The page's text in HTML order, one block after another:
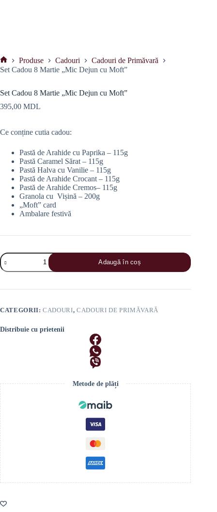
Prima
Produse Cadouri
Cadouri de Primăvară
Set Cadou 8 Martie „Mic Dejun cu Moft”
Set Cadou 8 Martie „Mic Dejun cu Moft”
395,00 MDL
Ce conține cutia cadou:
Pastă de Arahide cu Paprika – 115g
Pastă Caramel Sărat – 115g
Pastă Halva cu Vanilie – 115g
Pastă de Arahide Crocant – 115g
Pastă de Arahide Cremos– 115g
Granola cu Vișină – 200g
„Moft” card
Ambalare festivă
Cantitate
Set
Cadou
Martie
cu
Adaugă în coș
CATEGORII:CADOURI,CADOURI DE PRIMĂVARĂ
Distribuie cu prietenii
Metode de plăți